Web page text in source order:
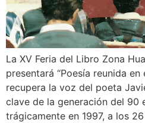
La XV Feria del Libro Zona
presentará “Poesía reunida
recupera la voz del poeta
clave de la generación del 90
trágicamente en 1997, a los